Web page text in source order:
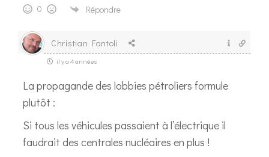
0 Répondre
Christian Fantoli
il y a 4 années
La propagande des lobbies pétroliers formule
plutôt :
Si tous les véhicules passaient à l’électrique il
faudrait des centrales nucléaires en plus !